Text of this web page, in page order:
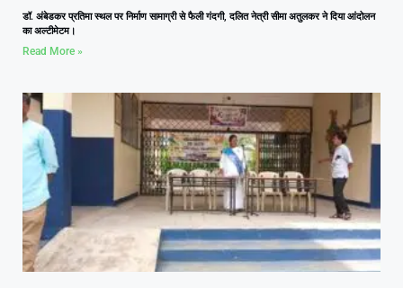
डॉ. अंबेडकर प्रतिमा स्थल पर निर्माण सामाग्री से फैली गंदगी, दलित नेत्री सीमा अतुलकर ने दिया आंदोलन
का अल्टीमेटम।
Read More »